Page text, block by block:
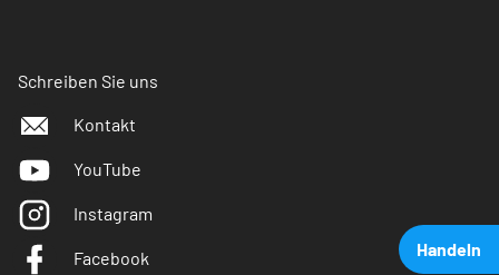
Handeln
Schreiben Sie uns
Kontakt
YouTube
Instagram
Facebook